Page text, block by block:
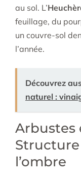
au sol. L’
feuillage, du
un couvre-sol
l’année.
Découvrez
naturel :
Arbustes
l’ombre